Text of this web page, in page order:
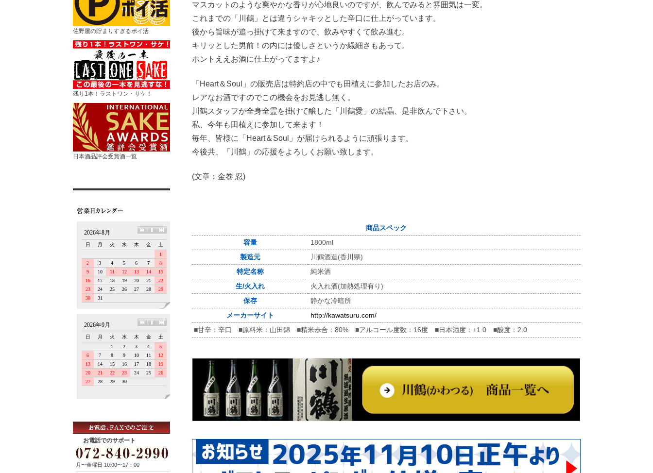
佐野屋の貯まりすぎるポイ活
残り1本！ラストワン・サケ！
日本酒品評会受賞酒一覧
お電話でのサポート
月〜金曜日 10:00〜17：00
マスカットのような爽やかな香りが心地良いのですが、飲んでみると雰囲気は一変。
これまでの「川鶴」とは違うシャキッとした辛口に仕上がっています。
後から旨味が追っ掛けて来ますので、飲みやすくて飲み進む。
キリッとした男前！の内には優しさというか繊細さもあって。
ホントええお酒に仕上がってますよ♪
「Heart＆Soul」の販売店は特約店の中でも田植えに参加したお店のみ。
レアなお酒ですのでこの機会をお見逃し無く。
川鶴スタッフが全身全霊を掛けて醸した「川鶴愛」の結晶、是非飲んで下さい。
私、今年も田植えに参加して来ます！
毎年、皆様に「Heart＆Soul」が届けられるように頑張ります。
今後共、「川鶴」の応援をよろしくお願い致します。
(文章：金巻 忍)
商品スペック
容量
1800ml
製造元
川鶴酒造(香川県)
特定名称
純米酒
生/火入れ
火入れ酒(加熱処理有り)
保存
静かな冷暗所
メーカーサイト
http://kawatsuru.com/
■甘辛：辛口 ■原料米：山田錦 ■精米歩合：80% ■アルコール度数：16度 ■日本酒度：+1.0 ■酸度：2.0